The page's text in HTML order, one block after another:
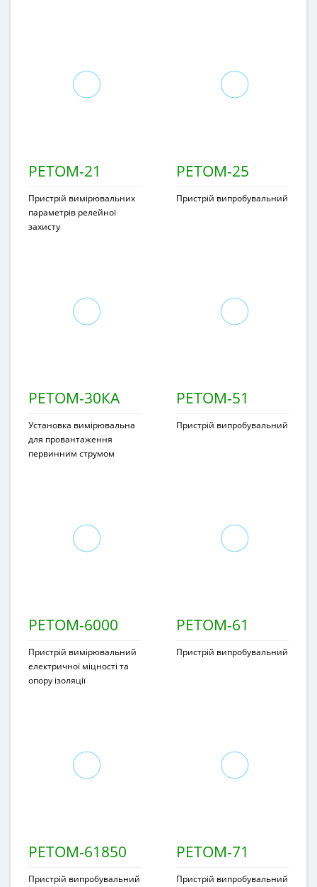
РЕТОМ-21
Пристрій вимірювальних
параметрів релейної
захисту
РЕТОМ-25
Пристрій випробувальний
РЕТОМ-30КА
Установка вимірювальна
для провантаження
первинним струмом
РЕТОМ-51
Пристрій випробувальний
РЕТОМ-6000
Пристрій вимірювальний
електричної міцності та
опору ізоляції
РЕТОМ-61
Пристрій випробувальний
РЕТОМ-61850
Пристрій випробувальний
РЕТОМ-71
Пристрій випробувальний